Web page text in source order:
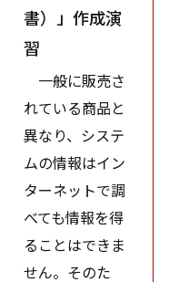
書）」作成演
習
一般に販売さ
れている商品と
異なり、システ
ムの情報はイン
ターネットで調
べても情報を得
ることはできま
せん。そのた